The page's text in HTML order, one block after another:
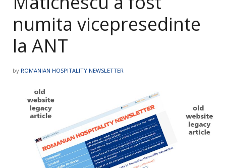
numita vicepresedinte
la ANT
by ROMANIAN HOSPITALITY NEWSLETTER